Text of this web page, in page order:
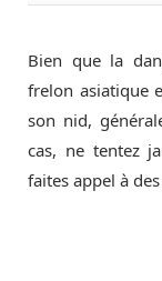
Bien que la
frelon asiatique
son nid,
cas, ne tentez
faites appel à des